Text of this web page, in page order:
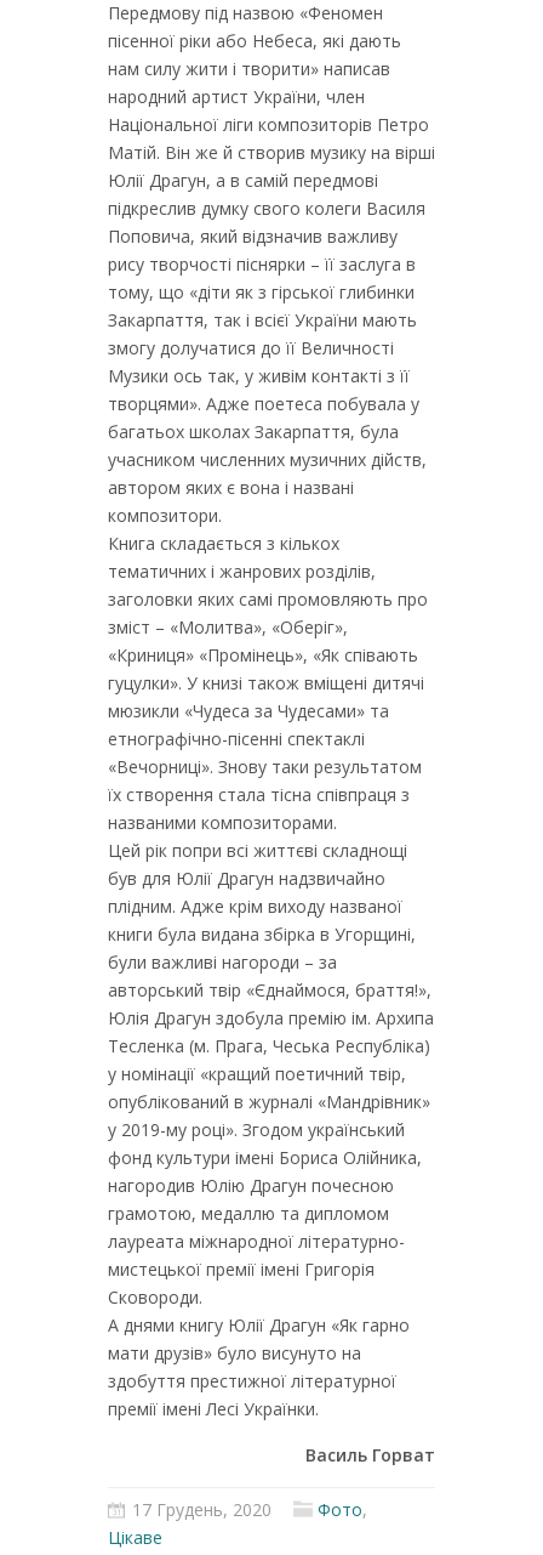
Передмову під назвою «Феномен
пісенної ріки або Небеса, які дають
нам силу жити і творити» написав
народний артист України, член
Національної ліги композиторів Петро
Матій. Він же й створив музику на вірші
Юлії Драгун, а в самій передмові
підкреслив думку свого колеги Василя
Поповича, який відзначив важливу
рису творчості піснярки – її заслуга в
тому, що «діти як з гірської глибинки
Закарпаття, так і всієї України мають
змогу долучатися до її Величності
Музики ось так, у живім контакті з її
творцями». Адже поетеса побувала у
багатьох школах Закарпаття, була
учасником численних музичних дійств,
автором яких є вона і названі
композитори.
Книга складається з кількох
тематичних і жанрових розділів,
заголовки яких самі промовляють про
зміст – «Молитва», «Оберіг»,
«Криниця» «Промінець», «Як співають
гуцулки». У книзі також вміщені дитячі
мюзикли «Чудеса за Чудесами» та
етнографічно-пісенні спектаклі
«Вечорниці». Знову таки результатом
їх створення стала тісна співпраця з
названими композиторами.
Цей рік попри всі життєві складнощі
був для Юлії Драгун надзвичайно
плідним. Адже крім виходу названої
книги була видана збірка в Угорщині,
були важливі нагороди – за
авторський твір «Єднаймося, браття!»,
Юлія Драгун здобула премію ім. Архипа
Тесленка (м. Прага, Чеська Республіка)
у номінації «кращий поетичний твір,
опублікований в журналі «Мандрівник»
у 2019-му році». Згодом український
фонд культури імені Бориса Олійника,
нагородив Юлію Драгун почесною
грамотою, медаллю та дипломом
лауреата міжнародної літературно-
мистецької премії імені Григорія
Сковороди.
А днями книгу Юлії Драгун «Як гарно
мати друзів» було висунуто на
здобуття престижної літературної
премії імені Лесі Українки.
Василь Горват
17 Грудень, 2020 Фото,
Цікаве